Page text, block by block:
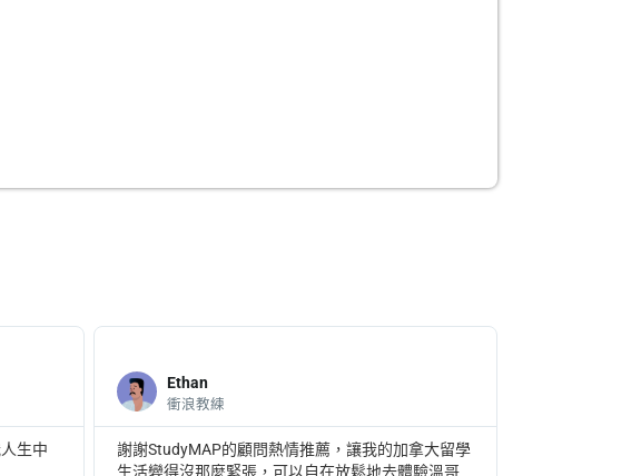
生中
Ethan
衝浪教練
謝謝StudyMAP的顧問熱情推薦，讓我的加拿大留學
生活變得沒那麼緊張，可以自在放鬆地去體驗溫哥